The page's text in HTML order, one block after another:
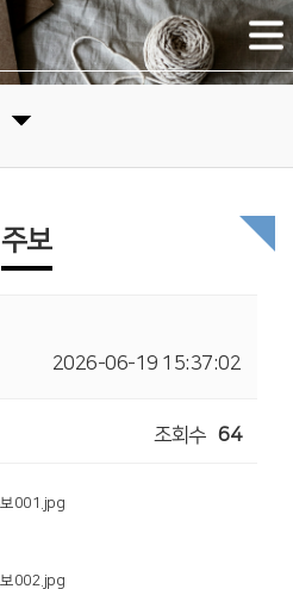
주보
2026-06-19 15:37:02
조회수 64